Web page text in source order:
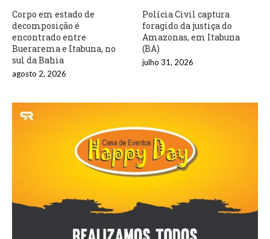
Corpo em estado de
decomposição é
encontrado entre
Buerarema e Itabuna, no
sul da Bahia
agosto 2, 2026
Polícia Civil captura
foragido da justiça do
Amazonas, em Itabuna
(BA)
julho 31, 2026